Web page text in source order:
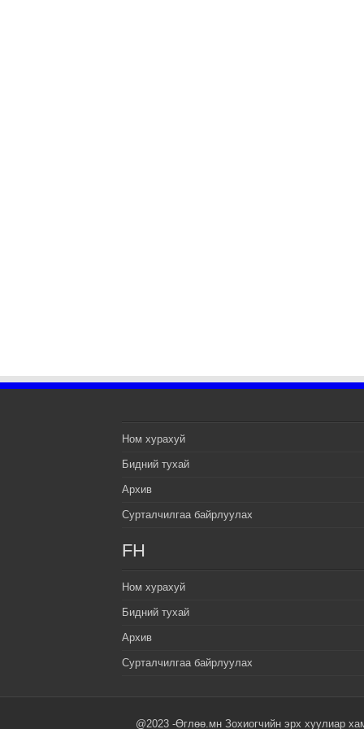
Ном хурахуй
Бидний тухай
Архив
Сурталчилгаа байрлуулах
FH
Ном хурахуй
Бидний тухай
Архив
Сурталчилгаа байрлуулах
@2023 -Өглөө.мн Зохиогчийн эрх хуулиар